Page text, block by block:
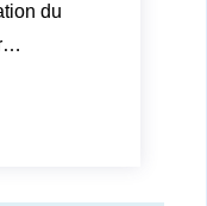
du
…